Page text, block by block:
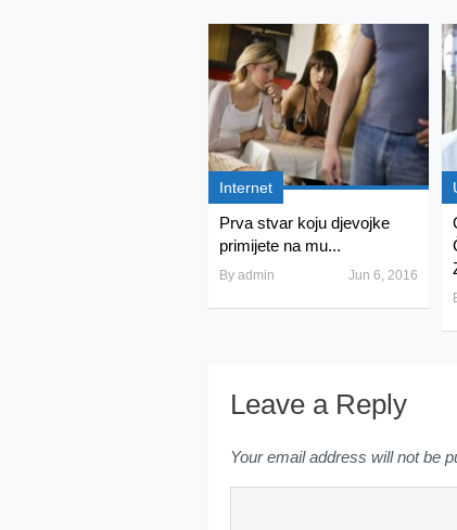
Internet
Prva stvar koju djevojke
primijete na mu...
By admin Jun 6, 2016
Leave a Reply
Your email address will not be